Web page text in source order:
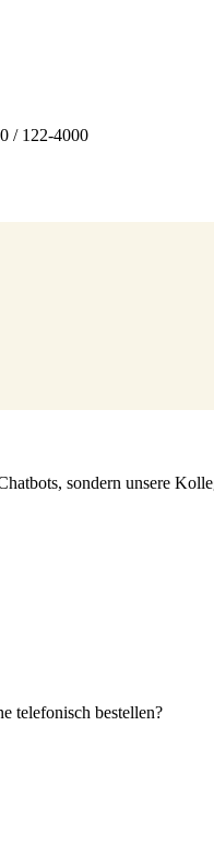
/ 122-4000
sondern unsere
telefonisch bestellen?